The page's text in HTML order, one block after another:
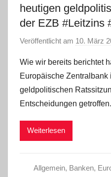
heutigen
der EZB #Leitzins
Veröffentlicht am 10. März
Wie wir bereits berichtet
Europäische Zentralbank
geldpolitischen
Entscheidungen
Weiterlesen
Allgemein, Banken,